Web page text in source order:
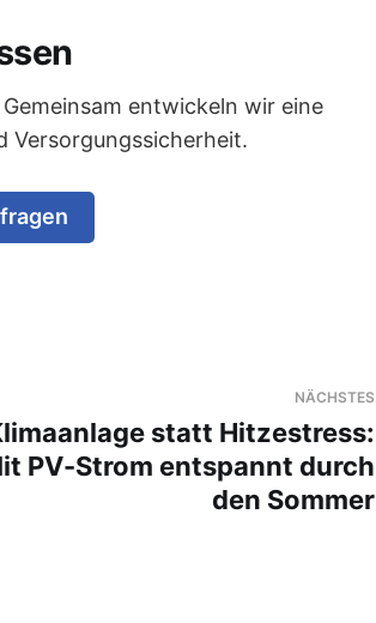
entwickeln wir eine
Versorgungssicherheit.
NÄCHSTES
statt Hitzestress:
PV-Strom entspannt durch
den Sommer